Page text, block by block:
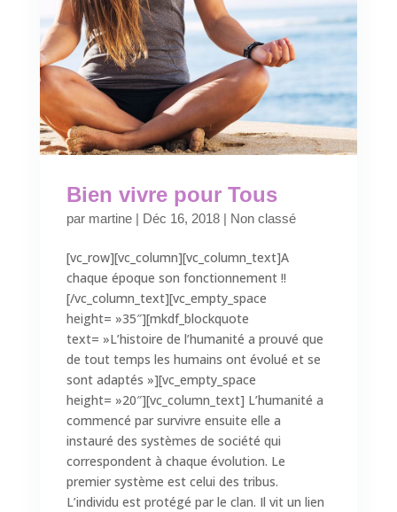
Bien vivre pour Tous
par martine| Déc 16, 2018| Non classé
[vc_row][vc_column][vc_column_text]A
chaque époque son fonctionnement !!
[/vc_column_text][vc_empty_space
height= »35″][mkdf_blockquote
text= »L’histoire de l’humanité a prouvé que
de tout temps les humains ont évolué et se
sont adaptés »][vc_empty_space
height= »20″][vc_column_text] L’humanité a
commencé par survivre ensuite elle a
instauré des systèmes de société qui
correspondent à chaque évolution. Le
premier système est celui des tribus.
L’individu est protégé par le clan. Il vit un lien